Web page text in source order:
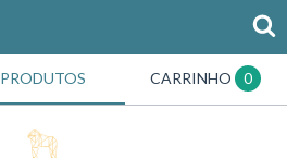
PRODUTOS CARRINHO 0